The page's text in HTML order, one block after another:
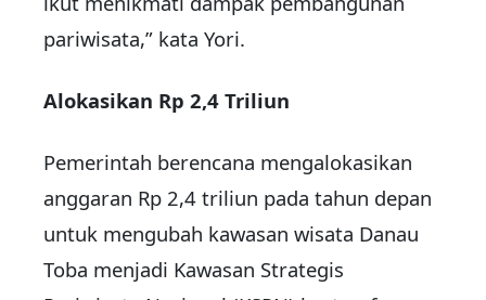
pariwisata,” kata Yori.
Alokasikan Rp 2,4 Triliun
Pemerintah berencana mengalokasikan
anggaran Rp 2,4 triliun pada tahun depan
untuk mengubah kawasan wisata Danau
Toba menjadi Kawasan Strategis